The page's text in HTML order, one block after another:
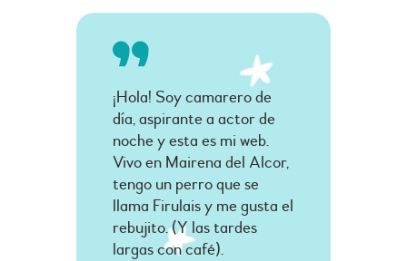
¡Hola! Soy camarero de
día, aspirante a actor de
noche y esta es mi web.
Vivo en Mairena del Alcor,
tengo un perro que se
llama Firulais y me gusta el
rebujito. (Y las tardes
largas con café).